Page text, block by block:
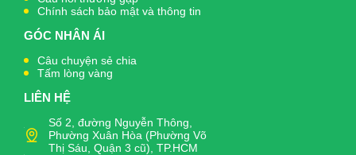
Chính sách bảo mật và thông tin
GÓC NHÂN ÁI
Câu chuyện sẻ chia
Tấm lòng vàng
LIÊN HỆ
Số 2, đường Nguyễn Thông,
Phường Xuân Hòa (Phường Võ
Thị Sáu, Quận 3 cũ), TP.HCM